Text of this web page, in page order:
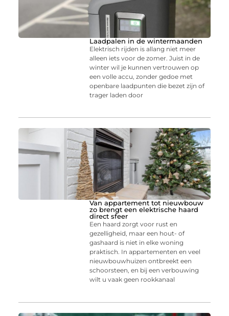
Laadpalen in de wintermaanden
Elektrisch rijden is allang niet meer
alleen iets voor de zomer. Juist in de
winter wil je kunnen vertrouwen op
een volle accu, zonder gedoe met
openbare laadpunten die bezet zijn of
trager laden door
Van appartement tot nieuwbouw
zo brengt een elektrische haard
direct sfeer
Een haard zorgt voor rust en
gezelligheid, maar een hout- of
gashaard is niet in elke woning
praktisch. In appartementen en veel
nieuwbouwhuizen ontbreekt een
schoorsteen, en bij een verbouwing
wilt u vaak geen rookkanaal